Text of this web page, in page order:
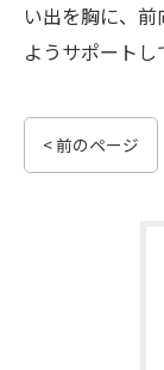
い出を胸に、
ようサポートし
< 前のページ